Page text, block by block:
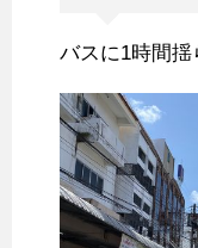
バスに1時間揺